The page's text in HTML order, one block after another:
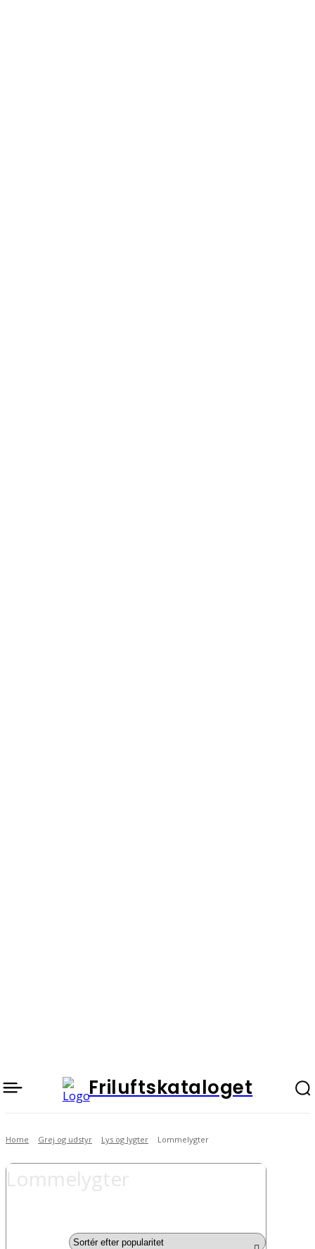
Friluftskataloget
Home Grej og udstyr Lys og lygter Lommelygter
Lommelygter